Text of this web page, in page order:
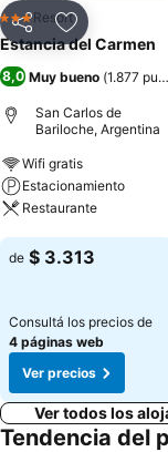
pueden alojarse en
CompartirAñadir a
3 Estrellas
Resort
Estancia del Carmen
8,0 Muy bueno (1.877
San Carlos de
Bariloche, Argentina
Wifi gratis
Estacionamiento
Restaurante
Ver precios
de $ 3.313
Consultá los precios de
4 páginas web
Ver precios
Ver todos los
Tendencia del